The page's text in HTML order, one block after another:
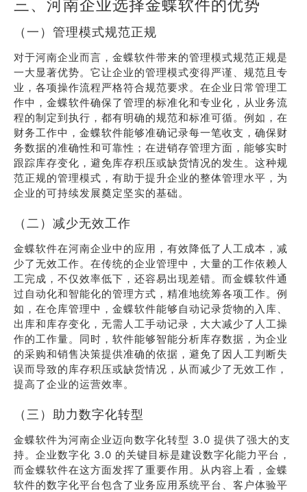
三、河南企业选择金蝶软件的优势
（一）管理模式规范正规
对于河南企业而言，金蝶软件带来的管理模式规范正规是
一大显著优势。它让企业的管理模式变得严谨、规范且专
业，各项操作流程严格符合规范要求。在企业日常管理工
作中，金蝶软件确保了管理的标准化和专业化，从业务流
程的制定到执行，都有明确的规范和标准可循。例如，在
财务工作中，金蝶软件能够准确记录每一笔收支，确保财
务数据的准确性和可靠性；在进销存管理方面，能够实时
跟踪库存变化，避免库存积压或缺货情况的发生。这种规
范正规的管理模式，有助于提升企业的整体管理水平，为
企业的可持续发展奠定坚实的基础。
（二）减少无效工作
金蝶软件在河南企业中的应用，有效降低了人工成本，减
少了无效工作。在传统的企业管理中，大量的工作依赖人
工完成，不仅效率低下，还容易出现差错。而金蝶软件通
过自动化和智能化的管理方式，精准地统筹各项工作。例
如，在仓库管理中，金蝶软件能够自动记录货物的入库、
出库和库存变化，无需人工手动记录，大大减少了人工操
作的工作量。同时，软件能够智能分析库存数据，为企业
的采购和销售决策提供准确的依据，避免了因人工判断失
误而导致的库存积压或缺货情况，从而减少了无效工作，
提高了企业的运营效率。
（三）助力数字化转型
金蝶软件为河南企业迈向数字化转型 3.0 提供了强大的支
持。企业数字化 3.0 的关键目标是建设数字化能力平台，
而金蝶软件在这方面发挥了重要作用。从内容上看，金蝶
软件的数字化平台包含了业务应用系统平台、客户体验平